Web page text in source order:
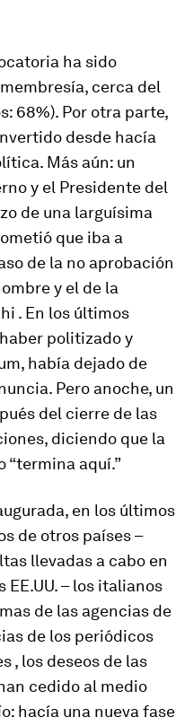
ha sido
cerca del
68%). Por otra parte,
desde hacía
Más aún: un
y el Presidente del
de una larguísima
que iba a
de la no aprobación
y el de la
. En los últimos
politizado y
había dejado de
Pero anoche, un
del cierre de las
diciendo que la
“termina aquí.”
en los últimos
de otros países –
llevadas a cabo en
EE.UU. – los italianos
de las agencias de
de los periódicos
, los deseos de las
cedido al medio
hacía una nueva fase